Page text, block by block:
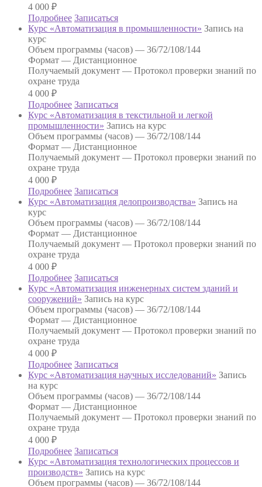
4 000 ₽
Подробнее Записаться
Курс «Автоматизация в промышленности» Запись на
курс
Объем программы (часов) — 36/72/108/144
Формат — Дистанционное
Получаемый документ — Протокол проверки знаний по
охране труда
4 000 ₽
Подробнее Записаться
Курс «Автоматизация в текстильной и легкой
промышленности» Запись на курс
Объем программы (часов) — 36/72/108/144
Формат — Дистанционное
Получаемый документ — Протокол проверки знаний по
охране труда
4 000 ₽
Подробнее Записаться
Курс «Автоматизация делопроизводства» Запись на
курс
Объем программы (часов) — 36/72/108/144
Формат — Дистанционное
Получаемый документ — Протокол проверки знаний по
охране труда
4 000 ₽
Подробнее Записаться
Курс «Автоматизация инженерных систем зданий и
сооружений» Запись на курс
Объем программы (часов) — 36/72/108/144
Формат — Дистанционное
Получаемый документ — Протокол проверки знаний по
охране труда
4 000 ₽
Подробнее Записаться
Курс «Автоматизация научных исследований» Запись
на курс
Объем программы (часов) — 36/72/108/144
Формат — Дистанционное
Получаемый документ — Протокол проверки знаний по
охране труда
4 000 ₽
Подробнее Записаться
Курс «Автоматизация технологических процессов и
производств» Запись на курс
Объем программы (часов) — 36/72/108/144